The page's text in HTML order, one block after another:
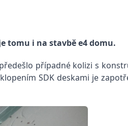
tomu i na stavbě e4 domu.
případné kolizi s
SDK deskami je